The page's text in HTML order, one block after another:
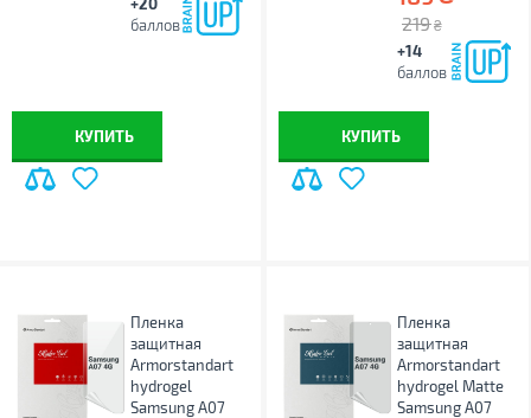
баллов
КУПИТЬ
219 ₴
+14
баллов
КУПИТЬ
Пленка
защитная
Armorstandart
hydrogel
Samsung A07
Пленка
защитная
Armorstandart
hydrogel Matte
Samsung A07